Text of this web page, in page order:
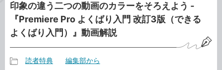
印象の違う二つの動画のカラーをそろえよう -
『Premiere Pro よくばり入門 改訂3版（できる
よくばり入門）』動画解説
読者特典 編集部から